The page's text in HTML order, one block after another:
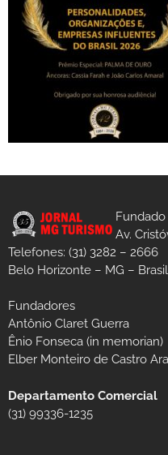
Av.
Telefones: (31) 3282 – 2666
Belo Horizonte – MG – Brasil
Fundadores
Antônio Claret Guerra
Ênio Fonseca (in memorian)
Elber Monteiro de Castro
Departamento Comercial
(31) 99336-1235